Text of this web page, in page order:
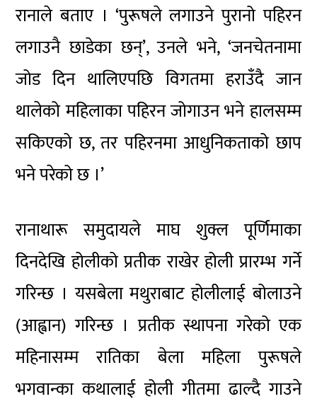
रानाले बताए । ‘पुरूषले लगाउने पुरानो पहिरन
लगाउनै छाडेका छन्’, उनले भने, ‘जनचेतनामा
जोड दिन थालिएपछि विगतमा हराउँदै जान
थालेको महिलाका पहिरन जोगाउन भने हालसम्म
सकिएको छ, तर पहिरनमा आधुनिकताको छाप
भने परेको छ ।’
रानाथारू समुदायले माघ शुक्ल पूर्णिमाका
दिनदेखि होलीको प्रतीक राखेर होली प्रारम्भ गर्ने
गरिन्छ । यसबेला मथुराबाट होलीलाई बोलाउने
(आह्वान) गरिन्छ । प्रतीक स्थापना गरेको एक
महिनासम्म रातिका बेला महिला पुरूषले
भगवान्का कथालाई होली गीतमा ढाल्दै गाउने